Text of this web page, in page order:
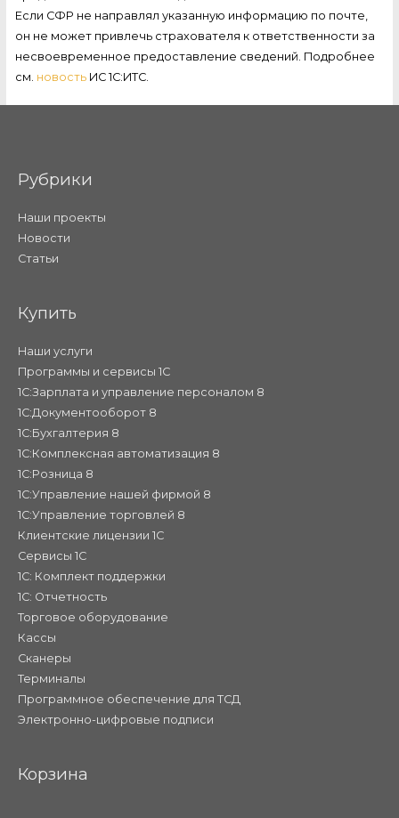
Если СФР не направлял указанную информацию по почте,
он не может привлечь страхователя к ответственности за
несвоевременное предоставление сведений. Подробнее
см. новостьИС 1С:ИТС.
Рубрики
Наши проекты
Новости
Статьи
Купить
Наши услуги
Программы и сервисы 1С
1С:Зарплата и управление персоналом 8
1С:Документооборот 8
1С:Бухгалтерия 8
1С:Комплексная автоматизация 8
1С:Розница 8
1С:Управление нашей фирмой 8
1С:Управление торговлей 8
Клиентские лицензии 1С
Сервисы 1С
1С: Комплект поддержки
1С: Отчетность
Торговое оборудование
Кассы
Сканеры
Терминалы
Программное обеспечение для ТСД
Электронно-цифровые подписи
Корзина